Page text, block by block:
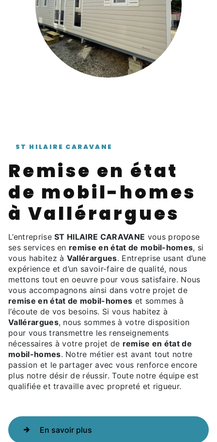
ST HILAIRE CARAVANE
remise en état
de mobil-homes
à Vallérargues
L’entrepriseST HILAIRE CARAVANE vous propose
ses services en remise en état de mobil-homes, si
vous habitez à Vallérargues. Entreprise usant d’une
expérience et d’un savoir-faire de qualité, nous
mettons tout en oeuvre pour vous satisfaire. Nous
vous accompagnons ainsi dans votre projet de
remise en état de mobil-homes et sommes à
l’écoute de vos besoins. Si vous habitez à
Vallérargues, nous sommes à votre disposition
pour vous transmettre les renseignements
nécessaires à votre projet de remise en état de
mobil-homes. Notre métier est avant tout notre
passion et le partager avec vous renforce encore
plus notre désir de réussir. Toute notre équipe est
qualifiée et travaille avec propreté et rigueur.
En savoir plus